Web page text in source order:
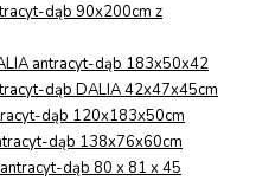
dąb 90x200cm z
antracyt-dąb 183x50x42
dąb DALIA 42x47x45cm
dąb 120x183x50cm
dąb 138x76x60cm
dąb 80 x 81 x 45